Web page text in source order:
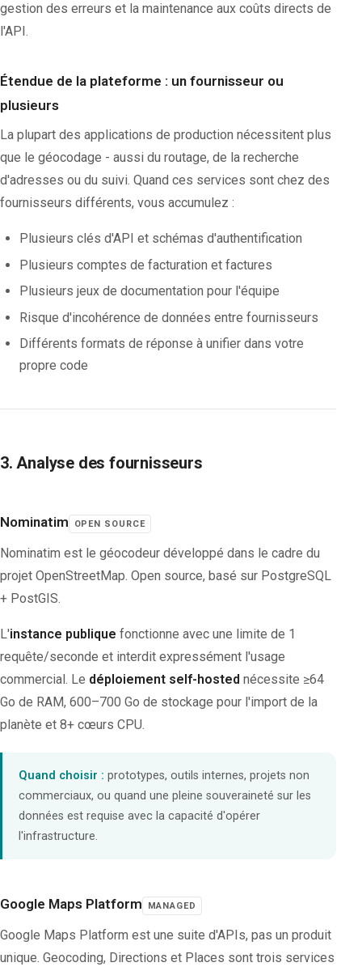
gestion des erreurs et la maintenance aux coûts directs de
l'API.
Étendue de la plateforme : un fournisseur ou
plusieurs
La plupart des applications de production nécessitent plus
que le géocodage - aussi du routage, de la recherche
d'adresses ou du suivi. Quand ces services sont chez des
fournisseurs différents, vous accumulez :
Plusieurs clés d'API et schémas d'authentification
Plusieurs comptes de facturation et factures
Plusieurs jeux de documentation pour l'équipe
Risque d'incohérence de données entre fournisseurs
Différents formats de réponse à unifier dans votre
propre code
3. Analyse des fournisseurs
Nominatim OPEN SOURCE
Nominatim est le géocodeur développé dans le cadre du
projet OpenStreetMap. Open source, basé sur PostgreSQL
+ PostGIS.
L'instance publique fonctionne avec une limite de 1
requête/seconde et interdit expressément l'usage
commercial. Le déploiement self-hosted nécessite ≥64
Go de RAM, 600–700 Go de stockage pour l'import de la
planète et 8+ cœurs CPU.
Quand choisir : prototypes, outils internes, projets non
commerciaux, ou quand une pleine souveraineté sur les
données est requise avec la capacité d'opérer
l'infrastructure.
Google Maps Platform MANAGED
Google Maps Platform est une suite d'APIs, pas un produit
unique. Geocoding, Directions et Places sont trois services